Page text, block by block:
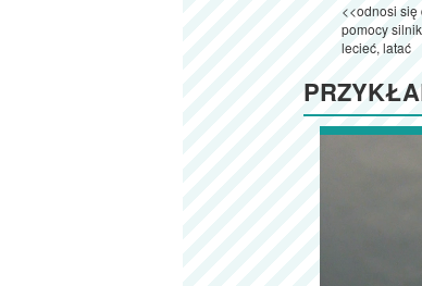
<<odnosi
pomocy
lecieć, latać